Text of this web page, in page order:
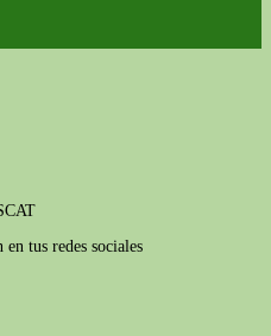
tus redes sociales